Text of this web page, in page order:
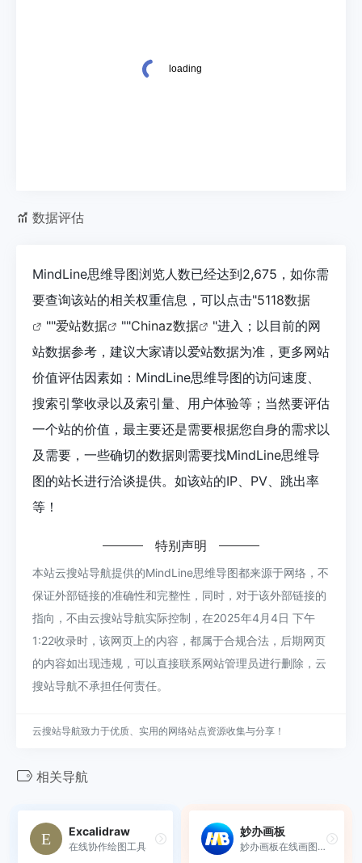
数据评估
MindLine思维导图浏览人数已经达到2,675，如你需
要查询该站的相关权重信息，可以点击"5118数据
""爱站数据 ""Chinaz数据
"进入；以目前的网
站数据参考，建议大家请以爱站数据为准，更多网站
价值评估因素如：MindLine思维导图的访问速度、
搜索引擎收录以及索引量、用户体验等；当然要评估
一个站的价值，最主要还是需要根据您自身的需求以
及需要，一些确切的数据则需要找MindLine思维导
图的站长进行洽谈提供。如该站的IP、PV、跳出率
等！
特别声明
本站云搜站导航提供的MindLine思维导图都来源于网络，不
保证外部链接的准确性和完整性，同时，对于该外部链接的
指向，不由云搜站导航实际控制，在2025年4月4日 下午
1:22收录时，该网页上的内容，都属于合规合法，后期网页
的内容如出现违规，可以直接联系网站管理员进行删除，云
搜站导航不承担任何责任。
云搜站导航致力于优质、实用的网络站点资源收集与分享！
相关导航
Excalidraw
在线协作绘图工具
妙办画板
妙办画板在线画图工具，实现...